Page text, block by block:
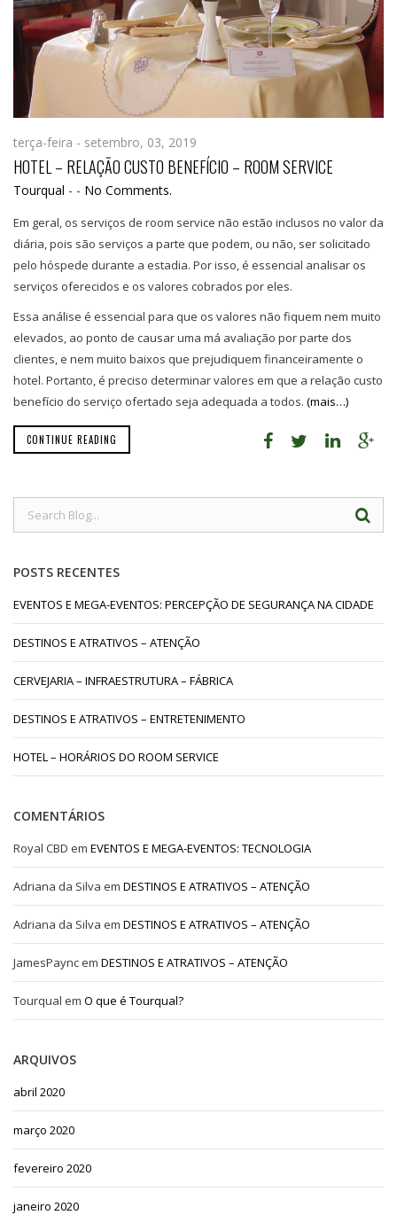
terça-feira - setembro, 03, 2019
HOTEL – RELAÇÃO CUSTO BENEFÍCIO – ROOM SERVICE
Tourqual - - No Comments.
Em geral, os serviços de room service não estão inclusos no valor da
diária, pois são serviços a parte que podem, ou não, ser solicitado
pelo hóspede durante a estadia. Por isso, é essencial analisar os
serviços oferecidos e os valores cobrados por eles.
Essa análise é essencial para que os valores não fiquem nem muito
elevados, ao ponto de causar uma má avaliação por parte dos
clientes, e nem muito baixos que prejudiquem financeiramente o
hotel. Portanto, é preciso determinar valores em que a relação custo
benefício do serviço ofertado seja adequada a todos. (mais…)
CONTINUE READING
POSTS RECENTES
EVENTOS E MEGA-EVENTOS: PERCEPÇÃO DE SEGURANÇA NA CIDADE
DESTINOS E ATRATIVOS – ATENÇÃO
CERVEJARIA – INFRAESTRUTURA – FÁBRICA
DESTINOS E ATRATIVOS – ENTRETENIMENTO
HOTEL – HORÁRIOS DO ROOM SERVICE
COMENTÁRIOS
Royal CBD em EVENTOS E MEGA-EVENTOS: TECNOLOGIA
Adriana da Silva em DESTINOS E ATRATIVOS – ATENÇÃO
Adriana da Silva em DESTINOS E ATRATIVOS – ATENÇÃO
JamesPaync em DESTINOS E ATRATIVOS – ATENÇÃO
Tourqual em O que é Tourqual?
ARQUIVOS
abril 2020
março 2020
fevereiro 2020
janeiro 2020